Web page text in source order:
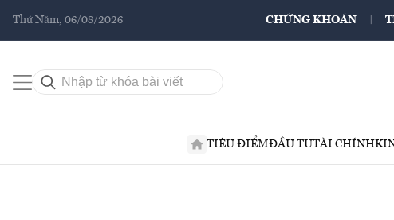
Thứ Năm, 06/08/2026 CHỨNG KHOÁN
TIÊU ĐIỂMĐẦU TƯTÀI CHÍNH